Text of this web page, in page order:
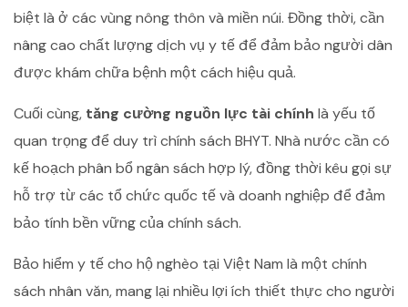
biệt là ở các vùng nông thôn và miền núi. Đồng thời, cần
nâng cao chất lượng dịch vụ y tế để đảm bảo người dân
được khám chữa bệnh một cách hiệu quả.
Cuối cùng, tăng cường nguồn lực tài chính là yếu tố
quan trọng để duy trì chính sách BHYT. Nhà nước cần có
kế hoạch phân bổ ngân sách hợp lý, đồng thời kêu gọi sự
hỗ trợ từ các tổ chức quốc tế và doanh nghiệp để đảm
bảo tính bền vững của chính sách.
Bảo hiểm y tế cho hộ nghèo tại Việt Nam là một chính
sách nhân văn, mang lại nhiều lợi ích thiết thực cho người